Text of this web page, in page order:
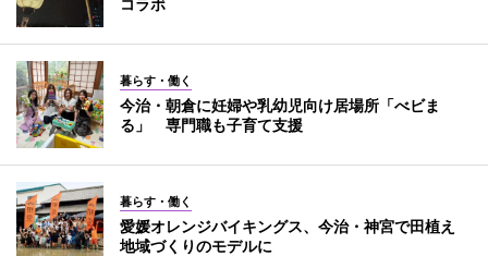
暮らす・働く
今治・朝倉に妊婦や乳幼児向け居場所「べビま
る」 専門職も子育て支援
暮らす・働く
愛媛オレンジバイキングス、今治・神宮で田植え
地域づくりのモデルに